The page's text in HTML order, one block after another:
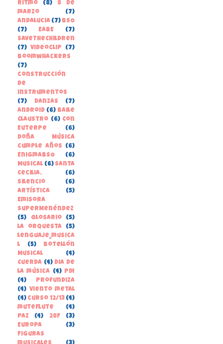
Ritmo (8)
8 de
marzo
(7)
Andalucia (7) BSO
(7)
EABE
(7)
SaveTheChildren
(7) Videoclip
(7)
boomwhackers
(7)
construcción
de
instrumentos
(7)
danzas
(7)
Android (6) Baile
Claustro (6) Con
Euterpe
(6)
Doña Música
cumple años
(6)
EnigmaBSO
(6)
Musical (6) Santa
Cecilia.
(6)
Silencio
(6)
Artística
(5)
Emisora
SuperMenéndez
(5)
Glosario
(5)
la orquesta
(5)
lenguaje_musica
l
(5)
Botellón
Musical
(4)
Cuerda (4) Dia de
la música (4) PDI
(4)
Profundiza
(4) Viento metal
(4) curso 12/13 (4)
muteflute
(4)
paz
(4) 28F
(3)
Europa
(3)
Figuras